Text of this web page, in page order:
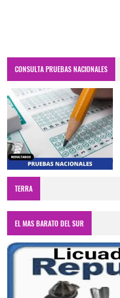
CONSULTA PRUEBAS NACIONALES
TERRA
EL MAS BARATO DEL SUR